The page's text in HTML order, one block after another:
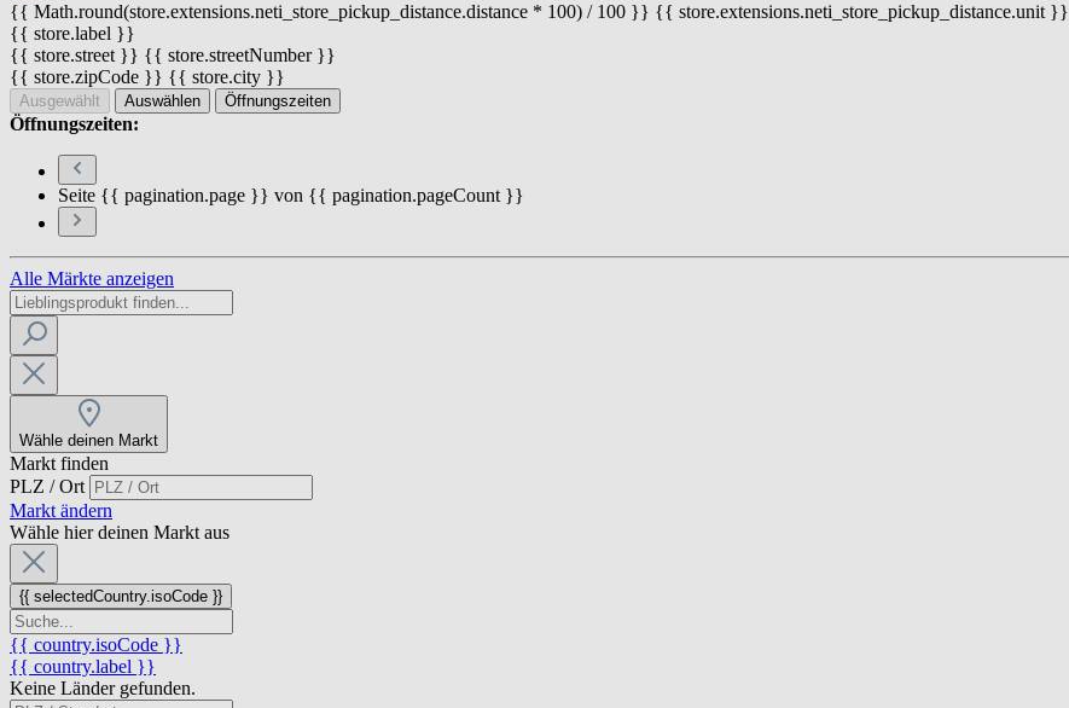
{{ Math.round(store.extensions.neti_store_pickup_distance.distance * 100) / 100 }} {{ store.extensions.neti_store_pickup_distance.unit }}
{{ store.label }}
{{ store.street }} {{ store.streetNumber }}
{{ store.zipCode }} {{ store.city }}
Ausgewählt Auswählen Öffnungszeiten
Öffnungszeiten:
Seite {{ pagination.page }} von {{ pagination.pageCount }}
Alle Märkte anzeigen
Wähle deinen Markt
Markt finden
PLZ / Ort
Markt ändern
Wähle hier deinen Markt aus
{{ selectedCountry.isoCode }}
{{ country.isoCode }}
{{ country.label }}
Keine Länder gefunden.